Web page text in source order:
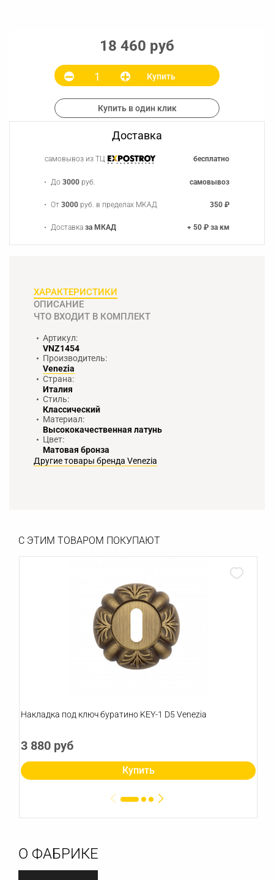
18 460 руб
Купить
Купить в один клик
Доставка
самовывоз из ТЦ бесплатно
До3000 руб. самовывоз
От3000 руб. в пределах МКАД 350 ₽
Доставказа МКАД + 50 ₽ за км
ХАРАКТЕРИСТИКИ
ОПИСАНИЕ
ЧТО ВХОДИТ В КОМПЛЕКТ
Артикул:
VNZ1454
Производитель:
Venezia
Страна:
Италия
Стиль:
Классический
Материал:
Высококачественная латунь
Цвет:
Матовая бронза
Другие товары бренда Venezia
С ЭТИМ ТОВАРОМ ПОКУПАЮТ
Накладка под ключ буратино KEY-1 D5 Venezia
3 880 руб
Купить
О ФАБРИКЕ